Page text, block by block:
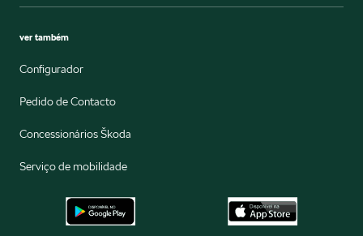
ver também
Configurador
Pedido de Contacto
Concessionários Škoda
Serviço de mobilidade